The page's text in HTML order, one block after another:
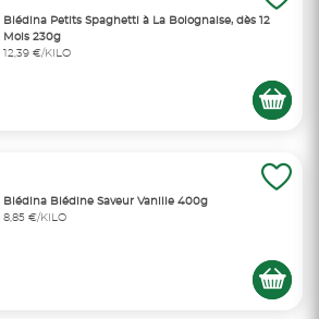
Blédina Petits Spaghetti à La Bolognaise, dès 12
Mois 230g
12,39 €/KILO
Blédina Blédine Saveur Vanille 400g
8,85 €/KILO